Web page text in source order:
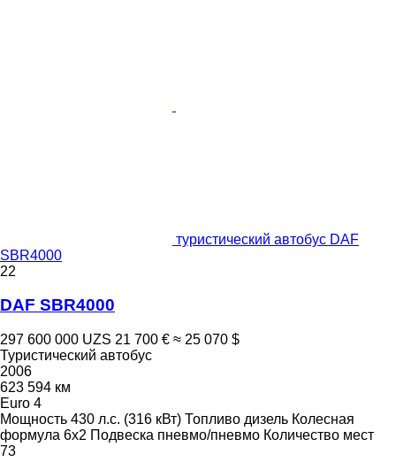
туристический автобус DAF
SBR4000
22
DAF SBR4000
297 600 000 UZS 21 700 € ≈ 25 070 $
Туристический автобус
2006
623 594 км
Euro 4
Мощность 430 л.с. (316 кВт) Топливо дизель Колесная
формула 6x2 Подвеска пневмо/пневмо Количество мест
73